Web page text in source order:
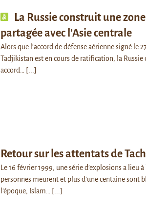
La Russie construit une
partagée avec l’Asie centrale
Alors que l’accord de défense aérienne signé le
Tadjikistan est en cours de ratification, la Russie
accord…
[...]
Retour sur les attentats de
Le 16 février 1999, une série d’explosions a lieu
personnes meurent et plus d’une centaine sont
l’époque, Islam…
[...]